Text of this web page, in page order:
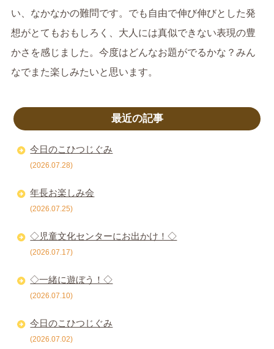
い、なかなかの難問です。でも自由で伸び伸びとした発
想がとてもおもしろく、大人には真似できない表現の豊
かさを感じました。今度はどんなお題がでるかな？みん
なでまた楽しみたいと思います。
最近の記事
今日のこひつじぐみ
(2026.07.28)
年長お楽しみ会
(2026.07.25)
◇児童文化センターにお出かけ！◇
(2026.07.17)
◇一緒に遊ぼう！◇
(2026.07.10)
今日のこひつじぐみ
(2026.07.02)